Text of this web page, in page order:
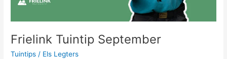
Frielink Tuintip September
Tuintips / Els Legters